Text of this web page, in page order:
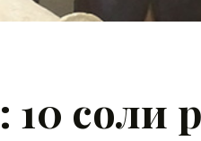
соли